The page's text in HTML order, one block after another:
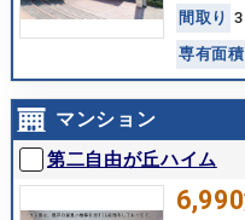
間 取 り
専有面積
マンション
第二自由が丘ハイム
6,990